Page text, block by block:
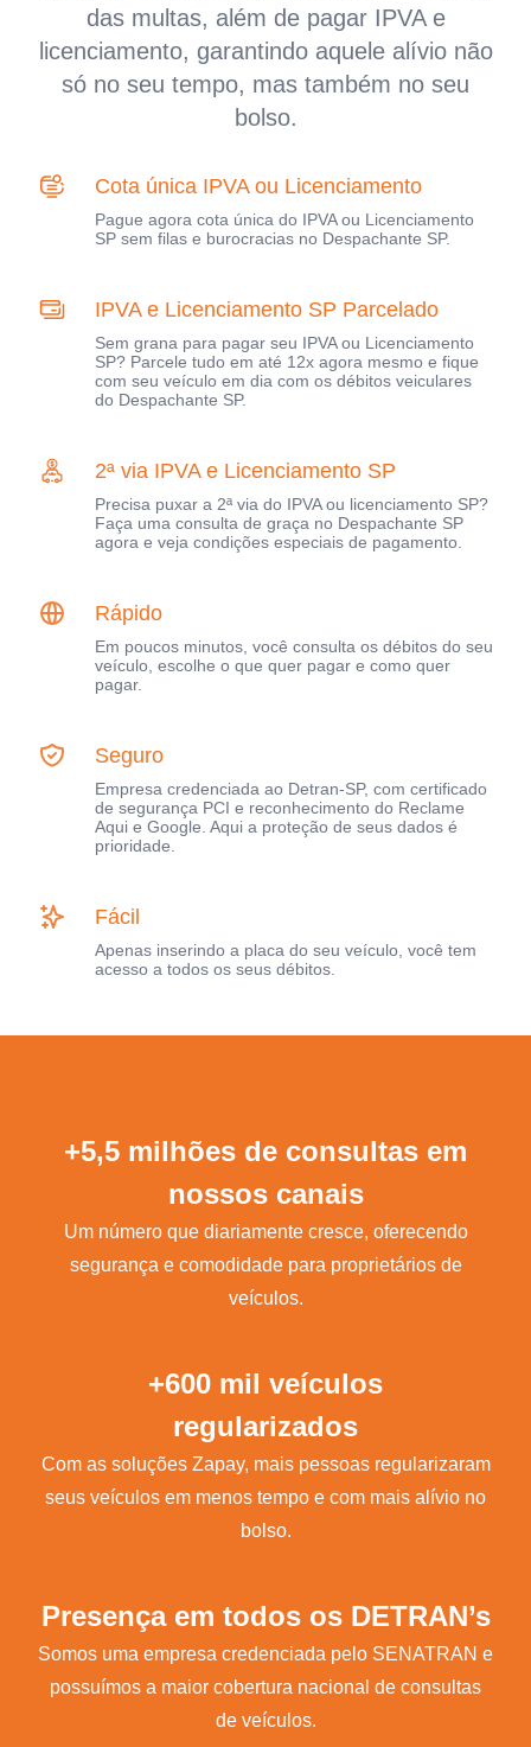
das multas, além de pagar IPVA e
licenciamento, garantindo aquele alívio não
só no seu tempo, mas também no seu
bolso.
Cota única IPVA ou Licenciamento
Pague agora cota única do IPVA ou Licenciamento
SP sem filas e burocracias no Despachante SP.
IPVA e Licenciamento SP Parcelado
Sem grana para pagar seu IPVA ou Licenciamento
SP? Parcele tudo em até 12x agora mesmo e fique
com seu veículo em dia com os débitos veiculares
do Despachante SP.
2ª via IPVA e Licenciamento SP
Precisa puxar a 2ª via do IPVA ou licenciamento SP?
Faça uma consulta de graça no Despachante SP
agora e veja condições especiais de pagamento.
Rápido
Em poucos minutos, você consulta os débitos do seu
veículo, escolhe o que quer pagar e como quer
pagar.
Seguro
Empresa credenciada ao Detran-SP, com certificado
de segurança PCI e reconhecimento do Reclame
Aqui e Google. Aqui a proteção de seus dados é
prioridade.
Fácil
Apenas inserindo a placa do seu veículo, você tem
acesso a todos os seus débitos.
+5,5 milhões de consultas em
nossos canais
Um número que diariamente cresce, oferecendo
segurança e comodidade para proprietários de
veículos.
+600 mil veículos
regularizados
Com as soluções Zapay, mais pessoas regularizaram
seus veículos em menos tempo e com mais alívio no
bolso.
Presença em todos os DETRAN’s
Somos uma empresa credenciada pelo SENATRAN e
possuímos a maior cobertura nacional de consultas
de veículos.